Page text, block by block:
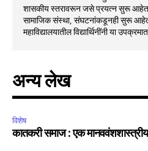
शासकीय स्तरावरून जसे प्रयत्न सुरू आहेत,
सामाजिक संस्था, संघटनांकडूनही सुरू
महाविद्यालयातील विद्यार्थिनींनी या
अन्य लेख
विशेष
कातकरी समाज : एक